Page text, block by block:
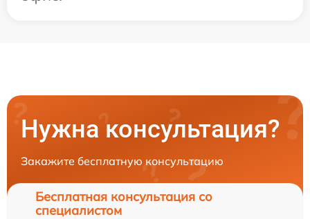
Нужна консультация?
Закажите бесплатную консультацию
Бесплатная консультация со
специалистом